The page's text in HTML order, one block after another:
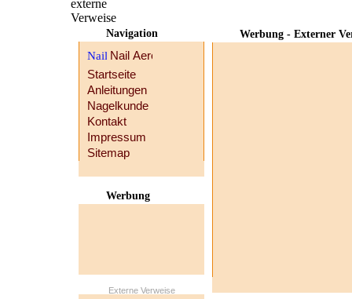
Werbung - Externer
Navigation
Startseite
Anleitungen
Nagelkunde
Kontakt
Impressum
Sitemap
Werbung
Externe Verweise